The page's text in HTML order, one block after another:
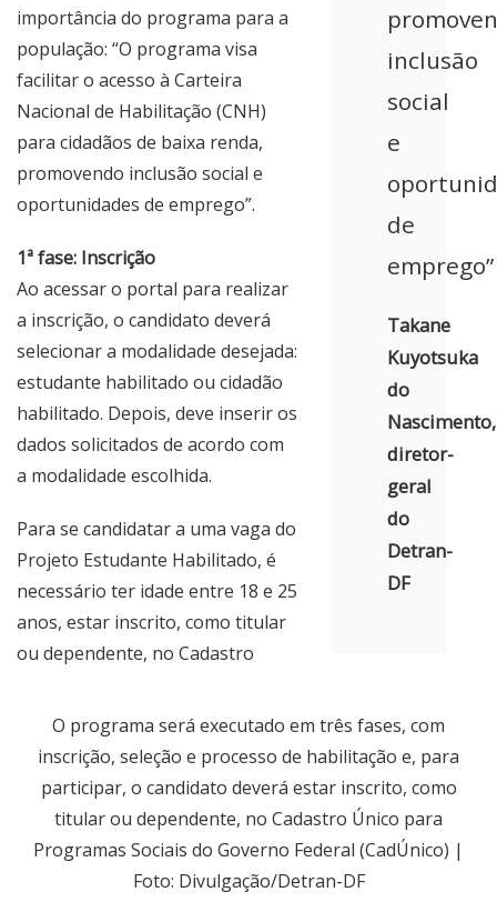
inclusão
social
e
de
emprego”
Takane
Kuyotsuka
do
Nascimento,
diretor-
geral
do
Detran-
DF
O programa será executado em três fases, com
inscrição, seleção e processo de habilitação e, para
participar, o candidato deverá estar inscrito, como
titular ou dependente, no Cadastro Único para
Programas Sociais do Governo Federal (CadÚnico) |
Foto: Divulgação/Detran-DF
importância do programa para a
população: “O programa visa
facilitar o acesso à Carteira
Nacional de Habilitação (CNH)
para cidadãos de baixa renda,
promovendo inclusão social e
oportunidades de emprego”.
1ª fase: Inscrição
Ao acessar o portal para realizar
a inscrição, o candidato deverá
selecionar a modalidade desejada:
estudante habilitado ou cidadão
habilitado. Depois, deve inserir os
dados solicitados de acordo com
a modalidade escolhida.
Para se candidatar a uma vaga do
Projeto Estudante Habilitado, é
necessário ter idade entre 18 e 25
anos, estar inscrito, como titular
ou dependente, no Cadastro